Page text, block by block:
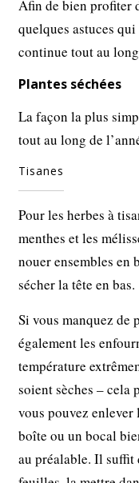
Afin de bien profiter
quelques astuces
continue tout au
Plantes séchées
La façon la plus
tout au long de
Tisanes
Pour les herbes à
menthes et les
nouer ensembles en
sécher la tête en bas.
Si vous manquez de
également les
température
soient sèches – cela
vous pouvez enlever
boîte ou un bocal
au préalable. Il suffit